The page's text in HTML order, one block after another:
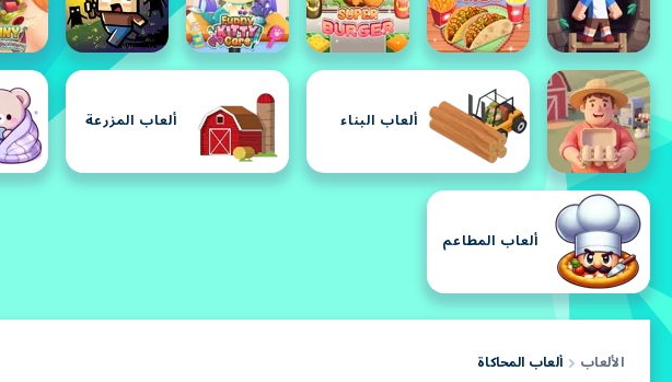
ألعاب البناء ألعاب المزرعة
ألعاب المطاعم
الألعاب ألعاب المحاكاة